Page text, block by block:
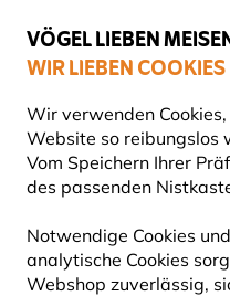
VÖGEL LIEBEN
WIR LIEBEN COOKIES
Wir verwenden
Website so reibungslos
Vom Speichern Ihrer
des passenden
Notwendige Cookies
analytische Cookies
Webshop zuverlässig,
Top-Gratis
Produkte für
15% RABATT